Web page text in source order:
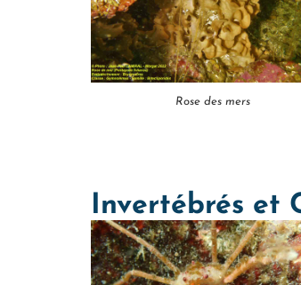
Rose des mers
Invertébrés et